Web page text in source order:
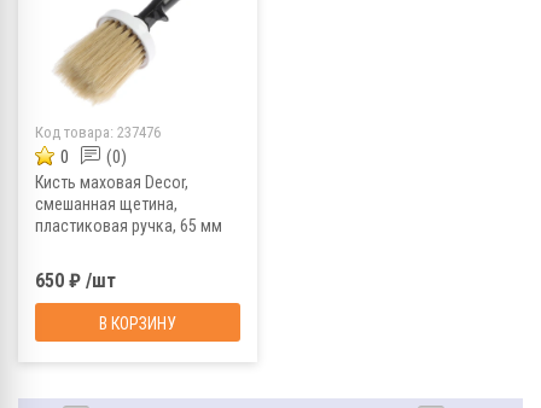
Код товара: 237476
0 (0)
Кисть маховая Decor,
смешанная щетина,
пластиковая ручка, 65 мм
650 ₽ /шт
В КОРЗИНУ